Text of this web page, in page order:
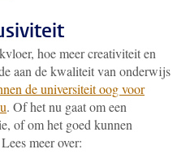
hoe meer creativiteit en
aan de kwaliteit van onderwijs
de universiteit oog voor
. Of het nu gaat om een
of om het goed kunnen
meer over: